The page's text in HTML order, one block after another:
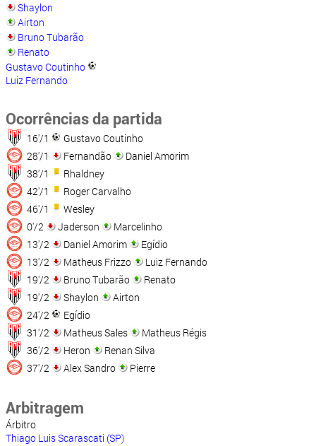
Shaylon
Airton
Bruno Tubarão
Renato
Gustavo Coutinho
Luiz Fernando
Ocorrências da partida
16'/1
Gustavo Coutinho
28'/1
Fernandão
Daniel Amorim
38'/1
Rhaldney
42'/1
Roger Carvalho
46'/1
Wesley
0'/2
Jaderson
Marcelinho
13'/2
Daniel Amorim
Egídio
13'/2
Matheus Frizzo
Luiz Fernando
19'/2
Bruno Tubarão
Renato
19'/2
Shaylon
Airton
24'/2
Egídio
31'/2
Matheus Sales
Matheus Régis
36'/2
Heron
Renan Silva
37'/2
Alex Sandro Pierre
Arbitragem
Árbitro
Thiago Luis Scarascati (SP)